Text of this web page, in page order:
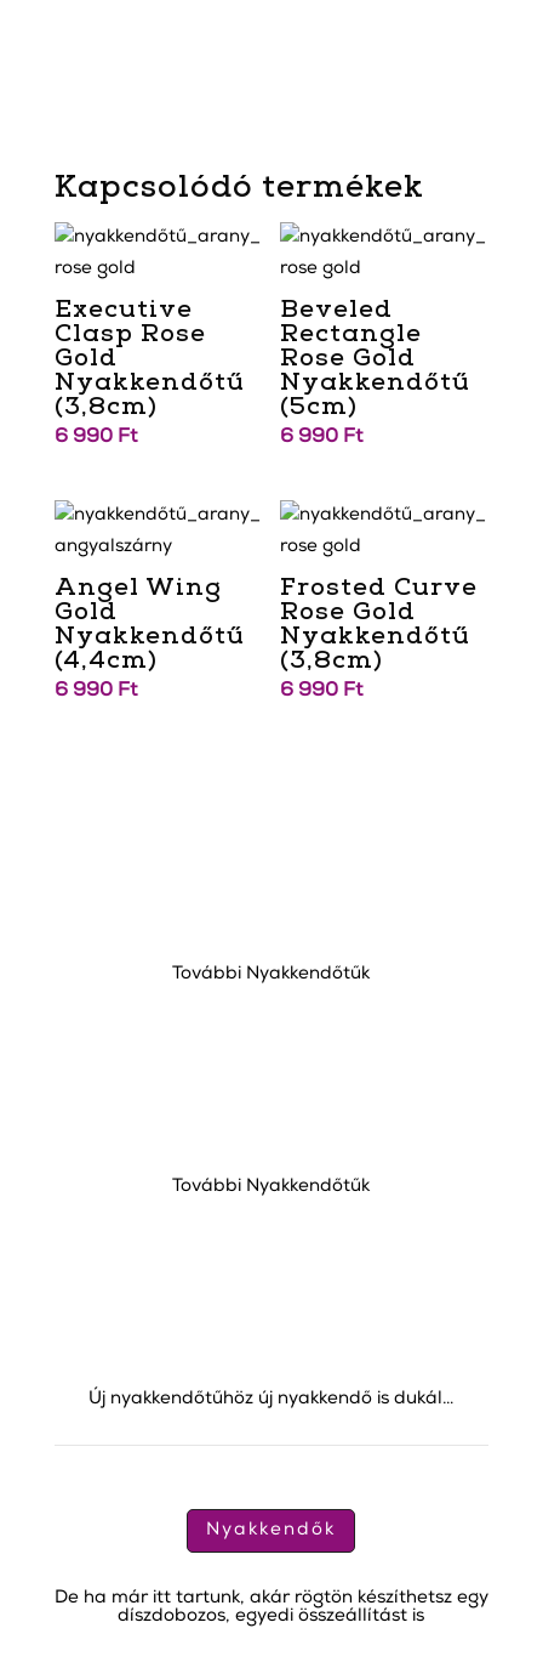
Kapcsolódó termékek
Executive
Clasp Rose
Gold
Nyakkendőtű
(3,8cm)
6 990 Ft
Beveled
Rectangle
Rose Gold
Nyakkendőtű
(5cm)
6 990 Ft
Angel Wing
Gold
Nyakkendőtű
(4,4cm)
6 990 Ft
Frosted Curve
Rose Gold
Nyakkendőtű
(3,8cm)
6 990 Ft
További Nyakkendőtűk
További Nyakkendőtűk
Új nyakkendőtűhöz új nyakkendő is dukál…
Nyakkendők
De ha már itt tartunk, akár rögtön készíthetsz egy
díszdobozos, egyedi összeállítást is